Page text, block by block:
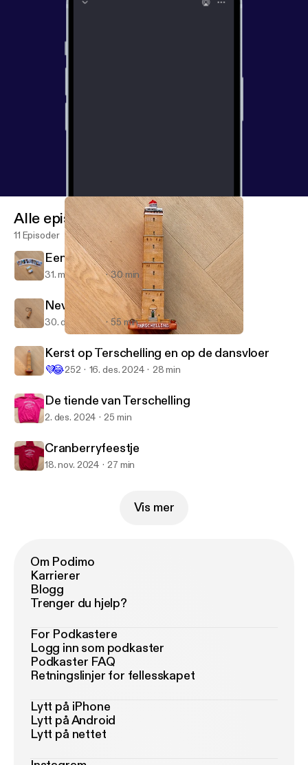
De Terschelling Podcast
Alle episoder
11 Episoder
Een Terschellinger toegift
31. mars 2025 30 min
Nevenactiviteiten
30. des. 2024 55 min
Kerst op Terschelling en op de dansvloer
💜😂252 16. des. 2024 28 min
De tiende van Terschelling
2. des. 2024 25 min
Cranberryfeestje
18. nov. 2024 27 min
Vis mer
Om Podimo
Karrierer
Blogg
Trenger du hjelp?
For Podkastere
Logg inn som podkaster
Podkaster FAQ
Retningslinjer for fellesskapet
Lytt på iPhone
Lytt på Android
Lytt på nettet